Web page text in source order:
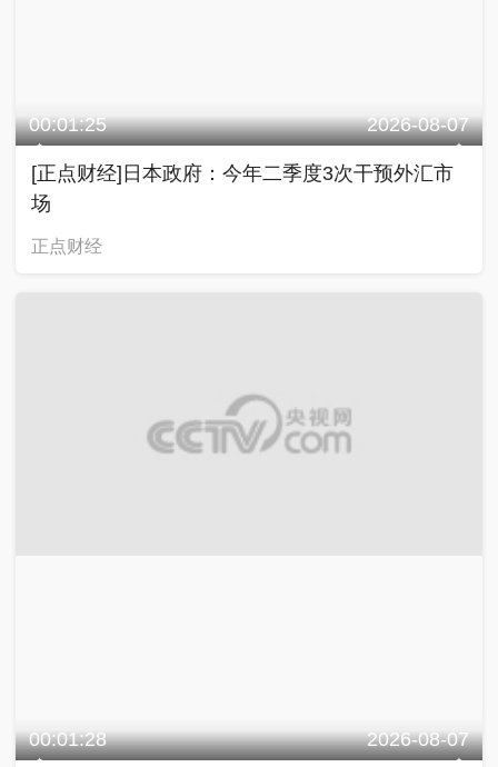
00:01:25 2026-08-07
[正点财经]日本政府：今年二季度3次干预外汇市
场
正点财经
00:01:28 2026-08-07